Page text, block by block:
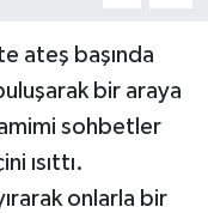
ateş başında
bir araya
sohbetler
ısıttı.
onlarla bir